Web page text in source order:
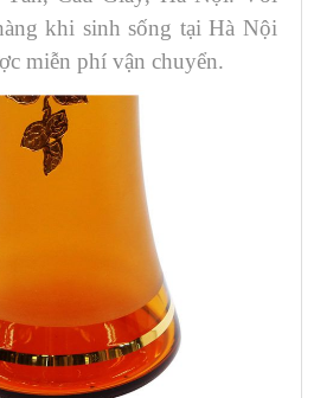
khi sinh sống tại Hà Nội
miễn phí vận chuyển.